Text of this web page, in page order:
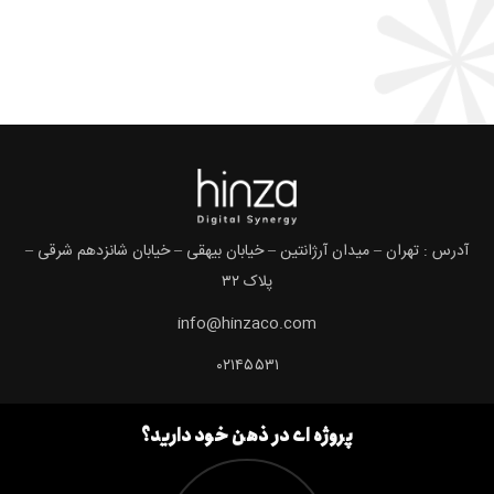
آدرس : تهران – میدان آرژانتین – خیابان بیهقی – خیابان شانزدهم شرقی –
پلاک ۳۲
info@hinzaco.com
۰۲۱۴۵۵۳۱
پروژه ای در ذهن خود دارید؟